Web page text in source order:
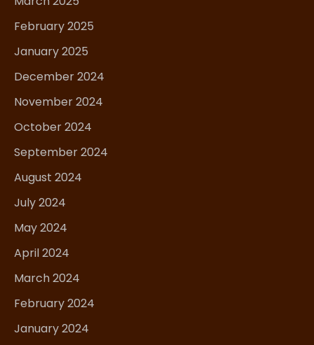
February 2025
January 2025
December 2024
November 2024
October 2024
September 2024
August 2024
July 2024
May 2024
April 2024
March 2024
February 2024
January 2024